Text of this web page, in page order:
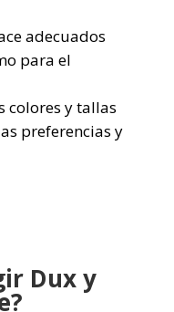
adecuados
para el
colores y tallas
preferencias y
Dux y